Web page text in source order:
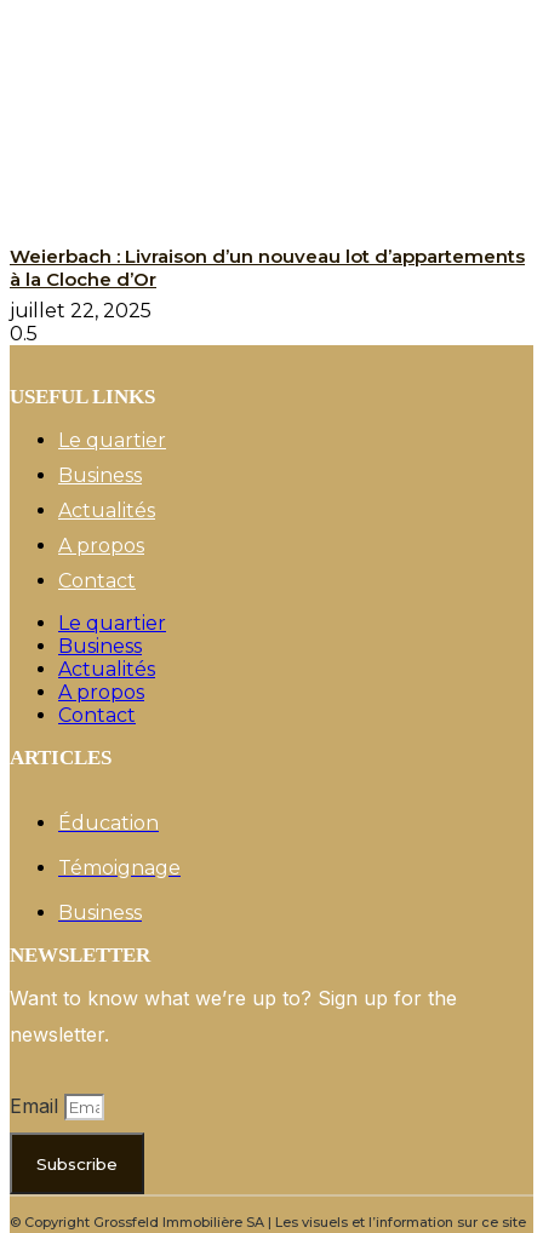
Weierbach : Livraison d’un nouveau lot d’appartements
à la Cloche d’Or
juillet 22, 2025
USEFUL LINKS
Le quartier
Business
Actualités
A propos
Contact
Le quartier
Business
Actualités
A propos
Contact
ARTICLES
Éducation
Témoignage
Business
NEWSLETTER
Want to know what we’re up to? Sign up for the
newsletter.
Email
Subscribe
© Copyright Grossfeld Immobilière SA | Les visuels et l’information sur ce site